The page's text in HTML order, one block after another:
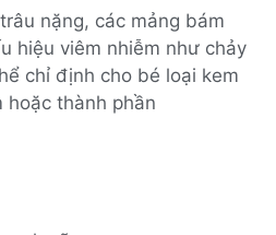
nặng, các mảng bám
hiệu viêm nhiễm như chảy
chỉ định cho bé loại kem
hoặc thành phần